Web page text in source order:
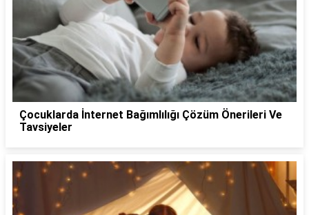
Çocuklarda İnternet Bağımlılığı Çözüm Önerileri Ve
Tavsiyeler